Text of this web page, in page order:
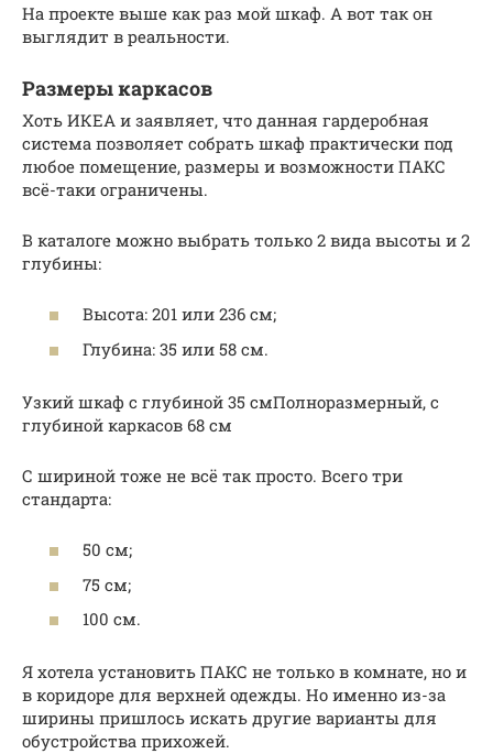
На проекте выше как раз мой шкаф. А вот так он
выглядит в реальности.
Размеры каркасов
Хоть ИКЕА и заявляет, что данная гардеробная
система позволяет собрать шкаф практически под
любое помещение, размеры и возможности ПАКС
всё-таки ограничены.
В каталоге можно выбрать только 2 вида высоты и 2
глубины:
Высота: 201 или 236 см;
Глубина: 35 или 58 см.
Узкий шкаф с глубиной 35 смПолноразмерный, с
глубиной каркасов 68 см
С шириной тоже не всё так просто. Всего три
стандарта:
50 см;
75 см;
100 см.
Я хотела установить ПАКС не только в комнате, но и
в коридоре для верхней одежды. Но именно из-за
ширины пришлось искать другие варианты для
обустройства прихожей.